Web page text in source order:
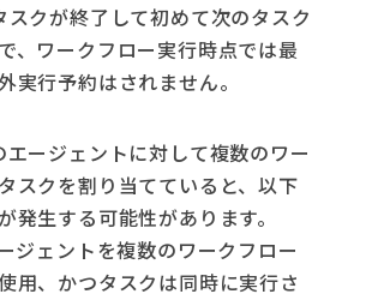
スクが終了して初めて次のタスク
、ワークフロー実行時点では最
実行予約はされません。
エージェントに対して複数のワー
スクを割り当てていると、以下
発生する可能性があります。
ジェントを複数のワークフロー
用、かつタスクは同時に実行さ